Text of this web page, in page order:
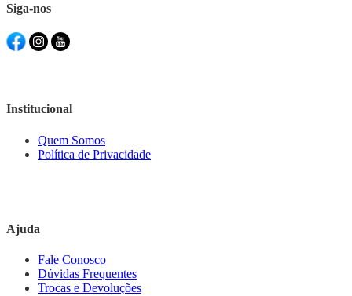
Siga-nos
Institucional
Quem Somos
Política de Privacidade
Ajuda
Fale Conosco
Dúvidas Frequentes
Trocas e Devoluções